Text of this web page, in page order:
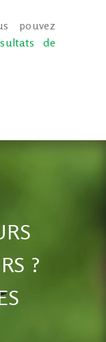
pouvez
de
?